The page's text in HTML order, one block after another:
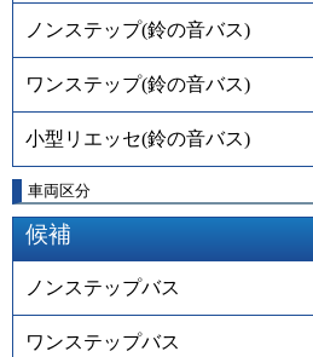
ノンステップ(鈴の音バス)
ワンステップ(鈴の音バス)
小型リエッセ(鈴の音バス)
車両区分
候補
ノンステップバス
ワンステップバス